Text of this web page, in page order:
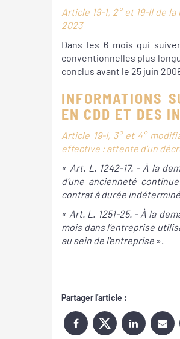
Article 19-1, 2° et 19-II de
2023
Dans les 6 mois qui
conventionnelles plus
conclus avant le 25 juin
INFORMATIONS
EN CDD ET DES
Article 19-I, 3° et 4°
effective : attente d'un
« Art. L. 1242-17. - À la
d'une ancienneté
contrat à durée
« Art. L. 1251-25. - À la
mois dans l'entreprise
au sein de l'entreprise ».
Partager l'article :